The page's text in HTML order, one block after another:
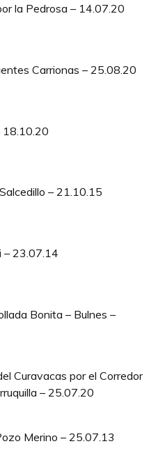
la Pedrosa – 14.07.20
Carrionas – 25.08.20
18.10.20
– 21.10.15
– 23.07.14
Bonita – Bulnes –
Curavacas por el Corredor
– 25.07.20
Merino – 25.07.13